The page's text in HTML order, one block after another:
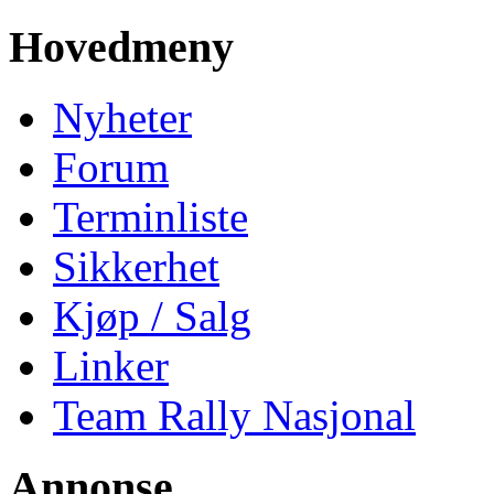
Hovedmeny
Nyheter
Forum
Terminliste
Sikkerhet
Kjøp / Salg
Linker
Team Rally Nasjonal